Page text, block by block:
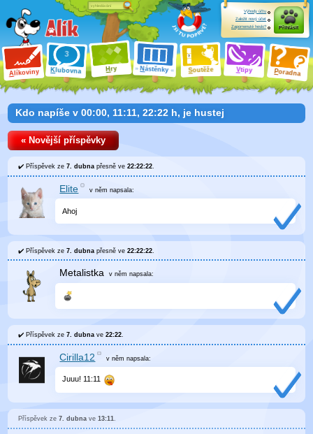
Alíkoviny Klubovna Hry Nástěnky Soutěže Vtipy Poradna
Výhody účtu
Založit nový účet
Zapomenuté heslo?
Přihlásit
Kdo napíše v 00:00, 11:11, 22:22 h, je hustej
« Novější příspěvky
Příspěvek ze7. dubna přesně ve22:22:22.
Elite v němnapsala:
Ahoj
Příspěvek ze7. dubna přesně ve22:22:22
Metalistka v něm napsala:
Příspěvek ze7. dubna ve22:22
Cirilla12 v němnapsala:
Juuu! 11:11
Příspěvek ze7. dubna ve13:11.